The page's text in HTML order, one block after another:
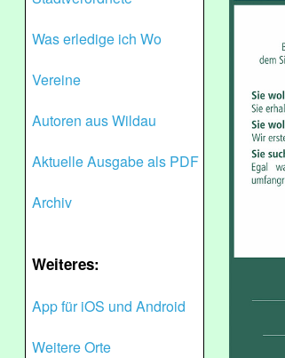
Was erledige ich Wo
Vereine
Autoren aus Wildau
Aktuelle Ausgabe als PDF
Archiv
Weiteres:
App für iOS und Android
Weitere Orte